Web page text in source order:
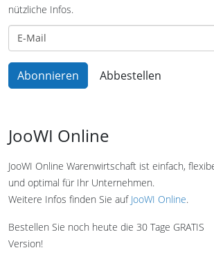
nützliche Infos.
JooWI Online
JooWI Online Warenwirtschaft ist einfach,
und optimal für Ihr Unternehmen.
Weitere Infos finden Sie auf JooWI Online.
Bestellen Sie noch heute die 30 Tage GRATIS
Version!